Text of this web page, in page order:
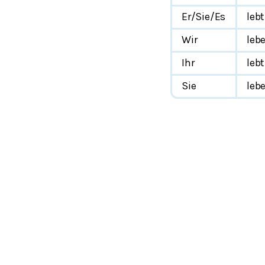
Er/Sie/Es
lebt
Wir
Ihr
lebt
Sie